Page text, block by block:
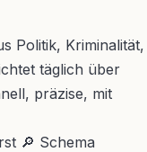
Politik, Kriminalität,
täglich über
präzise, mit
🔎 Schema